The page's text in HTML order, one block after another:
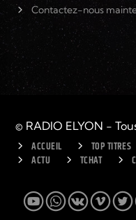
Contactez-nous
© RADIO ELYON -
ACCUEIL TOP TITRES
ACTU
TCHAT